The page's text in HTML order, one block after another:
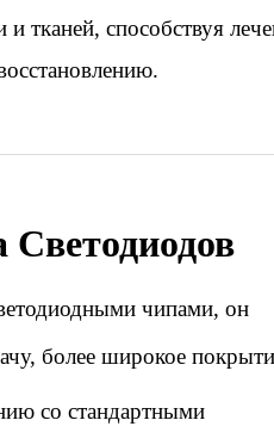
тканей, способствуя
чипами, он
более широкое
со стандартными